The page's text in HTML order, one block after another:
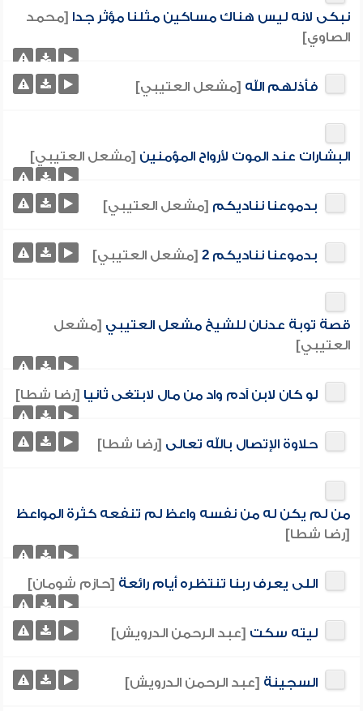
نبكى لانه ليس هناك مساكين مثلنا مؤثر جدا [محمد
الصاوي]
فأذلهم الله [مشعل العتيبي]
البشارات عند الموت لأرواح المؤمنين [مشعل العتيبي]
بدموعنا نناديكم [مشعل العتيبي]
بدموعنا نناديكم 2 [مشعل العتيبي]
قصة توبة عدنان للشيخ مشعل العتيبي [مشعل
العتيبي]
لو كان لابن آدم واد من مال لابتغى ثانيا [رضا شطا]
حلاوة الإتصال بالله تعالى [رضا شطا]
من لم يكن له من نفسه واعظ لم تنفعه كثرة المواعظ
[رضا شطا]
اللى يعرف ربنا تنتظره أيام رائعة [حازم شومان]
ليته سكت [عبد الرحمن الدرويش]
السجينة [عبد الرحمن الدرويش]